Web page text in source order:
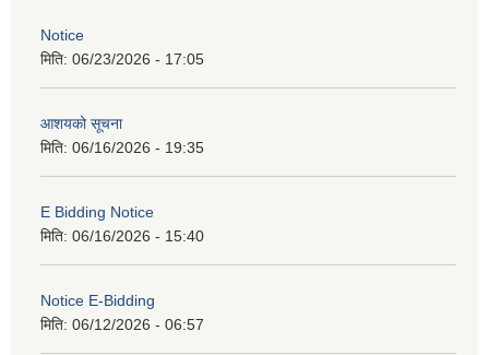
Notice
मिति: 06/23/2026 - 17:05
आशयको सूचना
मिति: 06/16/2026 - 19:35
E Bidding Notice
मिति: 06/16/2026 - 15:40
Notice E-Bidding
मिति: 06/12/2026 - 06:57